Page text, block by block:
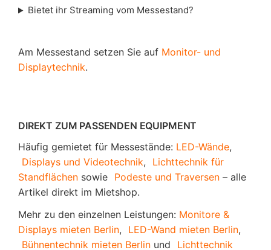
Bietet ihr Streaming vom Messestand?
Am Messestand setzen Sie auf Monitor- und
Displaytechnik.
DIREKT ZUM PASSENDEN EQUIPMENT
Häufig gemietet für Messestände: LED-Wände,
Displays und Videotechnik,
Lichttechnik für
Standflächen sowie Podeste und Traversen – alle
Artikel direkt im Mietshop.
Mehr zu den einzelnen Leistungen: Monitore &
Displays mieten Berlin, LED-Wand mieten Berlin,
Bühnentechnik mieten Berlin und Lichttechnik